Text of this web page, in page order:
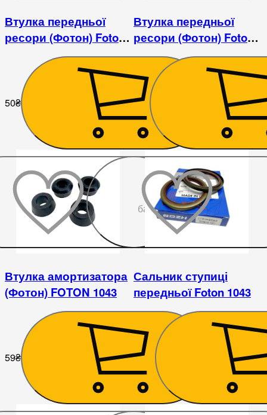
Втулка передньої
ресори (Фотон) Foton
50₴
Втулка передньої
ресори (Фотон) Foton
1043
50₴
До
бажаного
Втулка амортизатора
(Фотон) FOTON 1043
59₴
Сальник ступиці
передньої Foton 1043
113